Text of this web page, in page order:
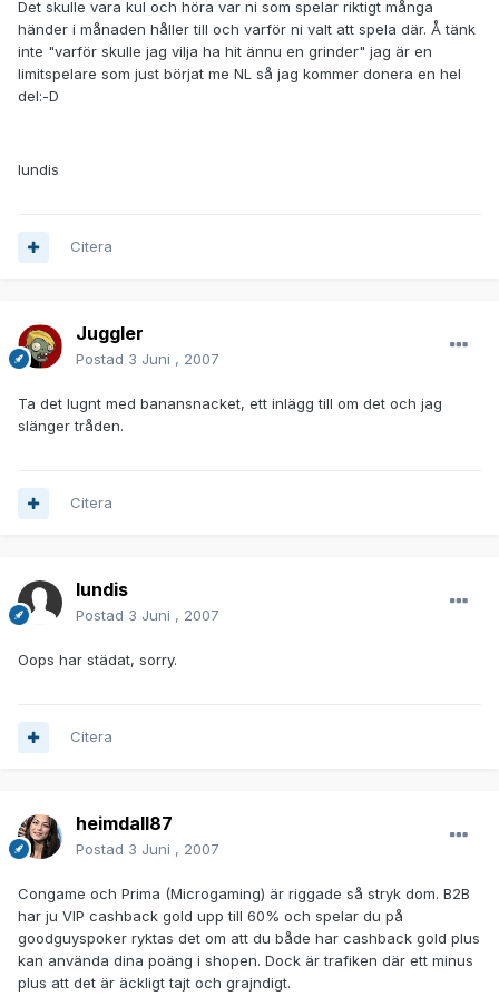
Det skulle vara kul och höra var ni som spelar riktigt många
händer i månaden håller till och varför ni valt att spela där. Å tänk
inte "varför skulle jag vilja ha hit ännu en grinder" jag är en
limitspelare som just börjat me NL så jag kommer donera en hel
del:-D
lundis
Citera
Juggler
Postad 3 Juni , 2007
Ta det lugnt med banansnacket, ett inlägg till om det och jag
slänger tråden.
Citera
lundis
Postad 3 Juni , 2007
Oops har städat, sorry.
Citera
heimdall87
Postad 3 Juni , 2007
Congame och Prima (Microgaming) är riggade så stryk dom. B2B
har ju VIP cashback gold upp till 60% och spelar du på
goodguyspoker ryktas det om att du både har cashback gold plus
kan använda dina poäng i shopen. Dock är trafiken där ett minus
plus att det är äckligt tajt och grajndigt.